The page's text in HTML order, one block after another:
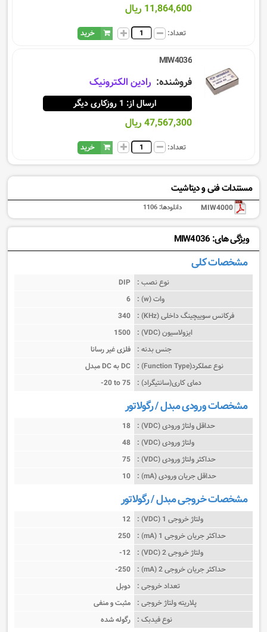
11,864,600 ریال
تعداد: خرید
MIW4036
فروشنده: رادین الکترونیک
ارسال از: 1 روزکاری دیگر
47,567,300 ریال
تعداد: خرید
مستندات فنی و دیتاشیت
MIW4000 دانلودها: 1106
ویژگی های: MIW4036
مشخصات کلی
نوع نصب : DIP
وات (w) :
6
فرکانس سوییچینگ داخلی (KHz) :
340
ایزولاسیون (VDC) :
1500
جنس بدنه : فلزی غیر رسانا
نوع عملکرد(Function Type) :
مبدل DC به DC
دمای کاری(سانتیگراد) : -20 to 75
مشخصات ورودی مبدل / رگولاتور
حداقل ولتاژ ورودی (VDC) :
18
ولتاژ ورودی (VDC) :
48
حداکثر ولتاژ ورودی (VDC) :
75
حداقل جریان ورودی (mA) :
10
مشخصات خروجی مبدل / رگولاتور
ولتاژ خروجی 1 (VDC) :
12
حداکثر جریان خروجی 1 (mA) :
250
ولتاژ خروجی 2 (VDC) :
-12
حداکثر جریان خروجی 2 (mA) :
-250
تعداد خروجی : دوبل
پلاریته ولتاژ خروجی : مثبت و منفی
نوع فیدبک : رگوله شده